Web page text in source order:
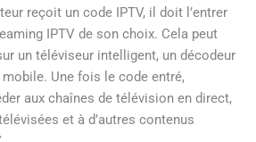
reçoit un code IPTV, il doit l’entrer
IPTV de son choix. Cela peut
un téléviseur intelligent, un décodeur
Une fois le code entré,
aux chaînes de télévision en direct,
et à d’autres contenus